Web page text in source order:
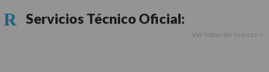
Servicios Técnico Oficial:
Ver todas las marcas >